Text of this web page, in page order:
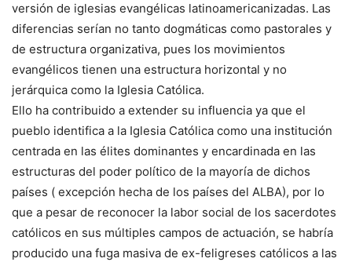
versión de iglesias evangélicas latinoamericanizadas. Las
diferencias serían no tanto dogmáticas como pastorales y
de estructura organizativa, pues los movimientos
evangélicos tienen una estructura horizontal y no
jerárquica como la Iglesia Católica.
Ello ha contribuido a extender su influencia ya que el
pueblo identifica a la Iglesia Católica como una institución
centrada en las élites dominantes y encardinada en las
estructuras del poder político de la mayoría de dichos
países ( excepción hecha de los países del ALBA), por lo
que a pesar de reconocer la labor social de los sacerdotes
católicos en sus múltiples campos de actuación, se habría
producido una fuga masiva de ex-feligreses católicos a las